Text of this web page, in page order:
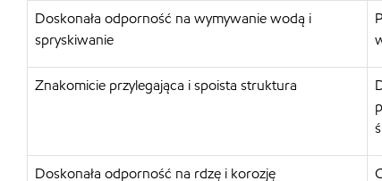
Doskonała odporność na wymywanie wodą i
spryskiwanie
Znakomicie przylegająca i spoista struktura
Doskonała odporność na rdzę i korozję